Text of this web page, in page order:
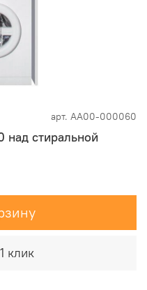
арт. АА00-000060
стиральной
клик